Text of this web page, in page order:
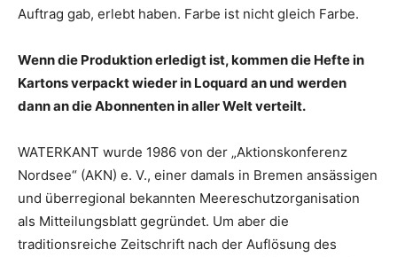
Auftrag gab, erlebt haben. Farbe ist nicht gleich Farbe.
Wenn die Produktion erledigt ist, kommen die Hefte in
Kartons verpackt wieder in Loquard an und werden
dann an die Abonnenten in aller Welt verteilt.
WATERKANT wurde 1986 von der „Aktionskonferenz
Nordsee“ (AKN) e. V., einer damals in Bremen ansässigen
und überregional bekannten Meereschutzorganisation
als Mitteilungsblatt gegründet. Um aber die
traditionsreiche Zeitschrift nach der Auflösung des